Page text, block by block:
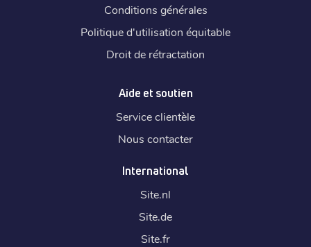
Conditions générales
Politique d'utilisation équitable
Droit de rétractation
Aide et soutien
Service clientèle
Nous contacter
International
Site.nl
Site.de
Site.fr